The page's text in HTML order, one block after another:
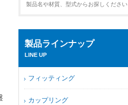
製品名や材質、型式からお探しください
製品ラインナップ
LINE UP
フィッティング
カップリング